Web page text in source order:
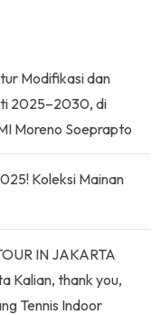
Modifikasi dan
2025–2030, di
Moreno Soeprapto
Koleksi Mainan
IN JAKARTA
Kalian, thank you,
Tennis Indoor